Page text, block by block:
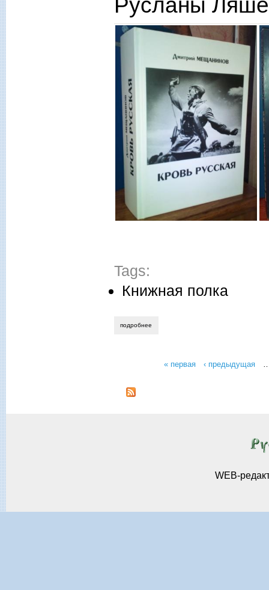
Tags:
Книжная полка
подробнее
« первая ‹ предыдущая
WEB-